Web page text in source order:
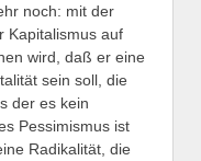
noch: mit der
Kapitalismus auf
wird, daß er eine
sein soll, die
der es kein
Pessimismus ist
Radikalität, die